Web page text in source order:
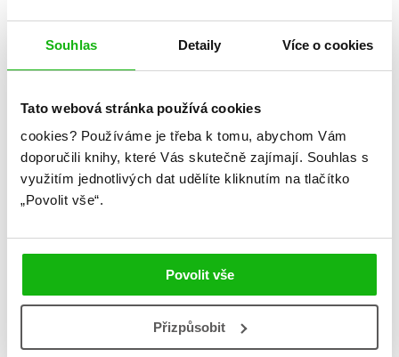
Souhlas Detaily Více o cookies
Tato webová stránka používá cookies
cookies? Používáme je třeba k tomu, abychom Vám
doporučili knihy, které Vás skutečně zajímají. Souhlas s
využitím jednotlivých dat udělíte kliknutím na tlačítko
„Povolit vše“.
Povolit vše
Přizpůsobit